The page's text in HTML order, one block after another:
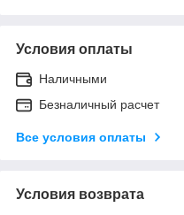
Условия оплаты
Наличными
Безналичный расчет
Все условия оплаты
Условия возврата